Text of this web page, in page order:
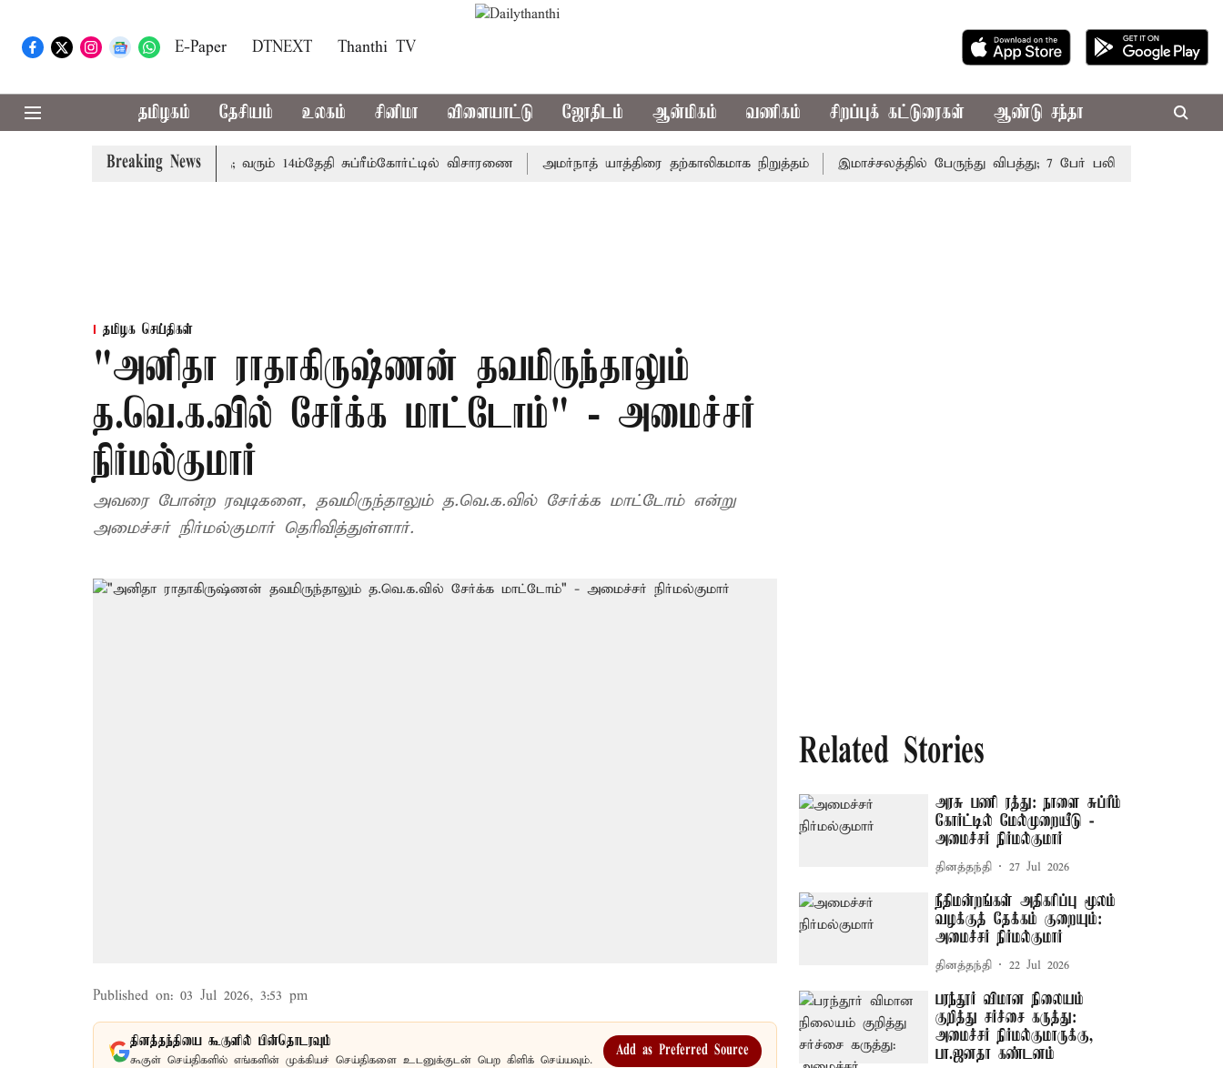
E-Paper DTNEXT Thanthi TV
தமிழகம் தேசியம் உலகம் சினிமா விளையாட்டு ஜோதிடம் ஆன்மிகம் வணிகம் சிறப்புக் கட்டுரைகள் ஆண்டு சந்தா
Breaking News
அரசுப்பணி வழக்கு; வரும் 14ம்தேதி சுப்ரீம்கோர்ட்டில் விசாரணை அமர்நாத் யாத்திரை தற்காலிகமாக நிறுத்தம் இமாச்சலத்தில் பேருந்து விபத்து; 7 பேர் பலி - பிரதமர் மோடி
தமிழக செய்திகள்
"அனிதா ராதாகிருஷ்ணன் தவமிருந்தாலும்
த.வெ.க.வில் சேர்க்க மாட்டோம்" - அமைச்சர்
நிர்மல்குமார்
அவரை போன்ற ரவுடிகளை, தவமிருந்தாலும் த.வெ.க.வில் சேர்க்க மாட்டோம் என்று
அமைச்சர் நிர்மல்குமார் தெரிவித்துள்ளார்.
Published on: 03 Jul 2026, 3:53 pm
தினத்தந்தியை கூகுளில் பின்தொடரவும்
கூகுள் செய்திகளில் எங்களின் முக்கியச் செய்திகளை உடனுக்குடன் பெற கிளிக் செய்யவும்.
Add as Preferred Source
Related Stories
அரசு பணி ரத்து: நாளை சுப்ரீம்
கோர்ட்டில் மேல்முறையீடு -
அமைச்சர் நிர்மல்குமார்
தினத்தந்தி 27 Jul 2026
நீதிமன்றங்கள் அதிகரிப்பு மூலம்
வழக்குத் தேக்கம் குறையும்:
அமைச்சர் நிர்மல்குமார்
தினத்தந்தி 22 Jul 2026
பரந்தூர் விமான நிலையம்
குறித்து சர்ச்சை கருத்து:
அமைச்சர் நிர்மல்குமாருக்கு,
பா.ஜனதா கண்டனம்